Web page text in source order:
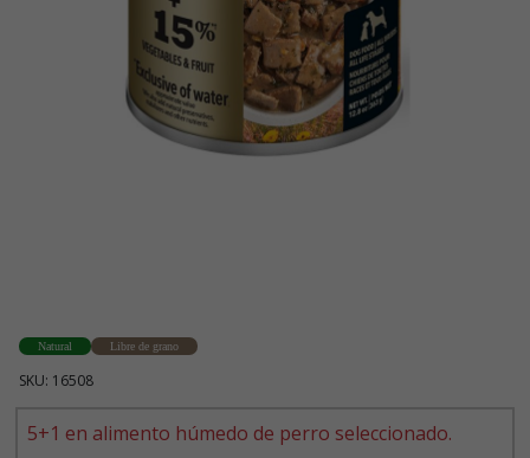
Natural Libre de grano
SKU: 16508
5+1 en alimento húmedo de perro seleccionado.